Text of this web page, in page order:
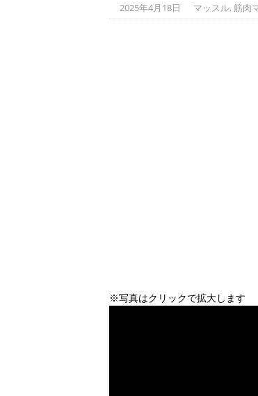
2025年4月18日 マッスル, 筋肉
※写真はクリックで拡大します